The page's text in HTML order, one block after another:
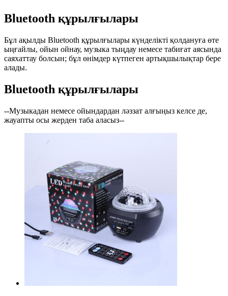
Bluetooth құрылғылары
Бұл ақылды Bluetooth құрылғылары күнделікті қолдануға өте
ыңғайлы, ойын ойнау, музыка тыңдау немесе табиғат аясында
саяхаттау болсын; бұл өнімдер күтпеген артықшылықтар бере
алады.
Bluetooth құрылғылары
--Музыкадан немесе ойындардан ләззат алғыңыз келсе де,
жауапты осы жерден таба аласыз--